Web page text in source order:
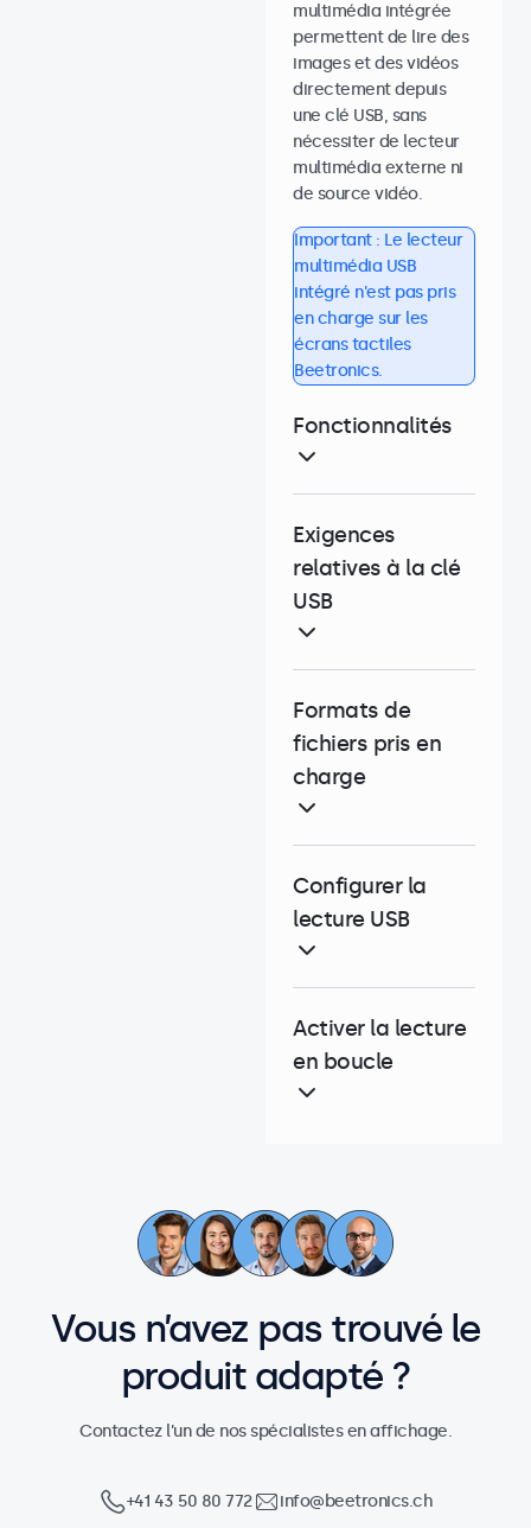
multimédia intégrée
permettent de lire des
images et des vidéos
directement depuis
une clé USB, sans
nécessiter de lecteur
multimédia externe ni
de source vidéo.
Important : Le lecteur
multimédia USB
intégré n'est pas pris
en charge sur les
écrans tactiles
Beetronics.
Fonctionnalités
Exigences
relatives à la clé
USB
Formats de
fichiers pris en
charge
Configurer la
lecture USB
Activer la lecture
en boucle
Vous n’avez pas trouvé le
produit adapté ?
Contactez l’un de nos spécialistes en affichage.
+41 43 50 80 772 info@beetronics.ch